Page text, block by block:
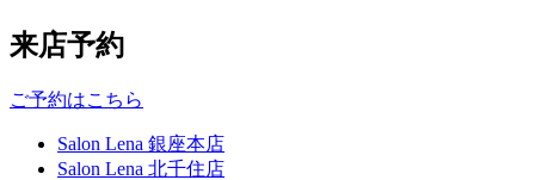
来店予約
ご予約はこちら
Salon Lena 銀座本店
Salon Lena 北千住店